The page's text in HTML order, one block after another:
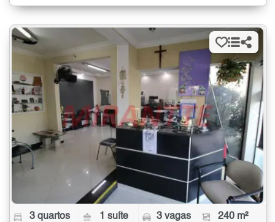
3 quartos 1 suíte 3 vagas 240 m²